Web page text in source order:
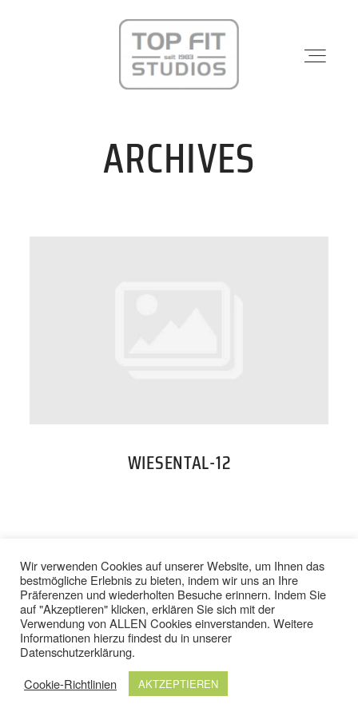
STANDORTE
ONLINE SHOP
ARCHIVES
WIESENTAL-12
BACK TO TOP
© 2024 TOP FIT STUDIOS. ALLE RECHTE VORBEHALTEN.
IMPRESSUM DATENSCHUTZ
/
AGB / WIDERRUFSBELEHRUNG
Wir verwenden Cookies auf unserer Website, um Ihnen das
bestmögliche Erlebnis zu bieten, indem wir uns an Ihre
Präferenzen und wiederholten Besuche erinnern. Indem Sie
auf "Akzeptieren" klicken, erklären Sie sich mit der
Verwendung von ALLEN Cookies einverstanden. Weitere
Informationen hierzu findest du in unserer
Datenschutzerklärung.
Cookie-Richtlinien
AKTZEPTIEREN